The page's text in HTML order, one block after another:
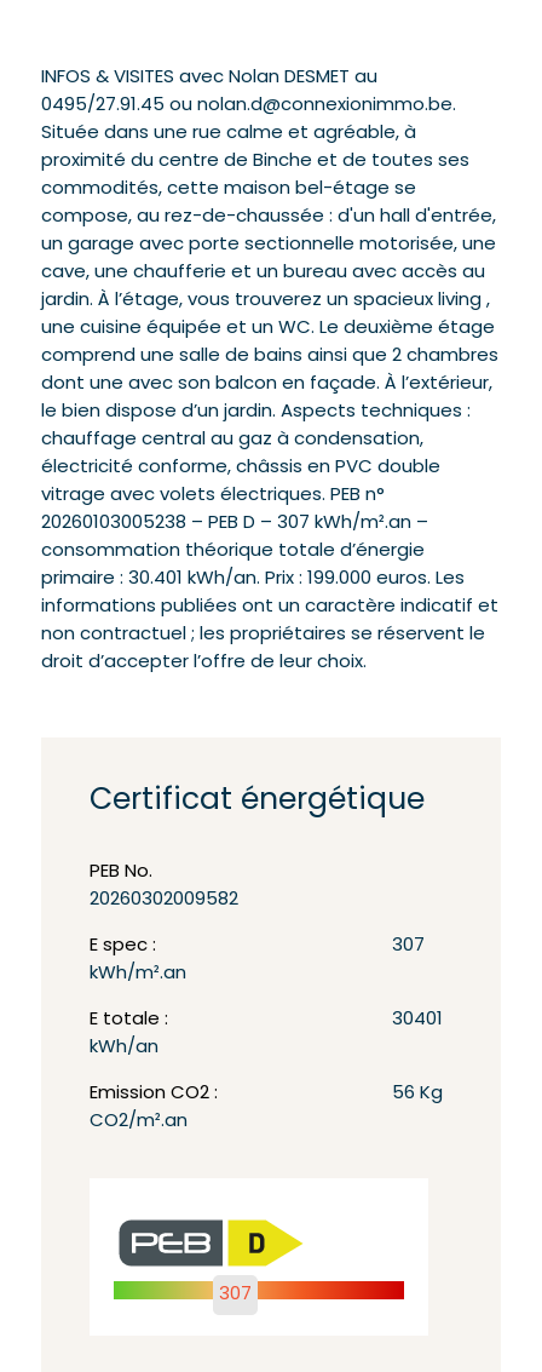
INFOS & VISITES avec Nolan DESMET au
0495/27.91.45 ou nolan.d@connexionimmo.be.
Située dans une rue calme et agréable, à
proximité du centre de Binche et de toutes ses
commodités, cette maison bel-étage se
compose, au rez-de-chaussée : d'un hall d'entrée,
un garage avec porte sectionnelle motorisée, une
cave, une chaufferie et un bureau avec accès au
jardin. À l’étage, vous trouverez un spacieux living ,
une cuisine équipée et un WC. Le deuxième étage
comprend une salle de bains ainsi que 2 chambres
dont une avec son balcon en façade. À l’extérieur,
le bien dispose d’un jardin. Aspects techniques :
chauffage central au gaz à condensation,
électricité conforme, châssis en PVC double
vitrage avec volets électriques. PEB n°
20260103005238 – PEB D – 307 kWh/m².an –
consommation théorique totale d’énergie
primaire : 30.401 kWh/an. Prix : 199.000 euros. Les
informations publiées ont un caractère indicatif et
non contractuel ; les propriétaires se réservent le
droit d’accepter l’offre de leur choix.
Certificat énergétique
PEB No.
20260302009582
E spec :
307
kWh/m².an
E totale :
30401
kWh/an
Emission CO2 :
56 Kg
CO2/m².an
307